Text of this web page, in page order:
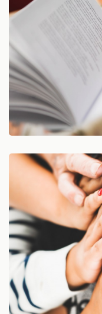
Įvykę
Iš
Kaip
Knygų
Pr An
Kūrybinių
Biblioterapija
Biblioterapijos
Biblioterapijos
Programėlė
Vokologija – pagalba
Šiaurietiškas ėjimas